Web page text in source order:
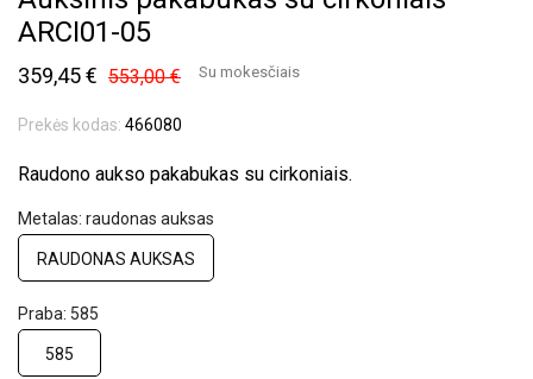
ARCI01-05
359,45 € 553,00 € Su mokesčiais
Prekės kodas: 466080
Raudono aukso pakabukas su cirkoniais.
Metalas: raudonas auksas
RAUDONAS AUKSAS
Praba: 585
585